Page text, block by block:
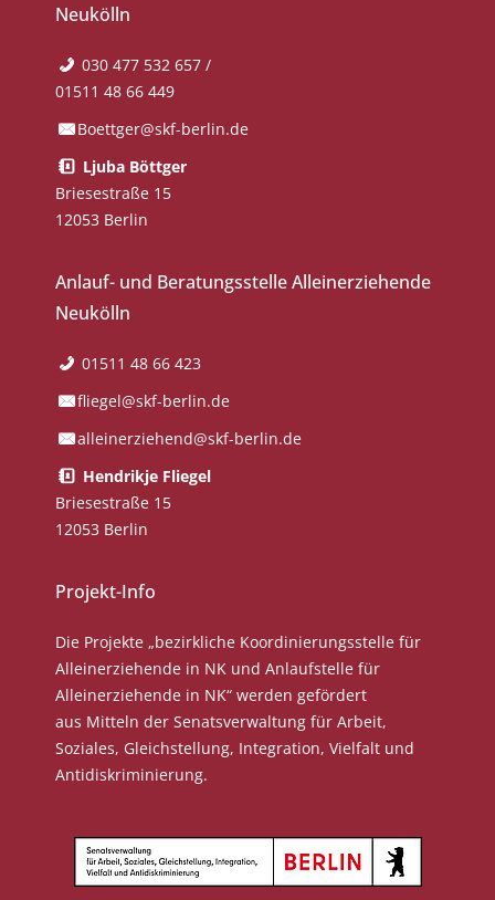
Neukölln
030 477 532 657 /
01511 48 66 449
Boettger@skf-berlin.de
Ljuba Böttger
Briesestraße 15
12053 Berlin
Anlauf- und Beratungsstelle Alleinerziehende
Neukölln
01511 48 66 423
fliegel@skf-berlin.de
alleinerziehend@skf-berlin.de
Hendrikje Fliegel
Briesestraße 15
12053 Berlin
Projekt-Info
Die Projekte „bezirkliche Koordinierungsstelle für
Alleinerziehende in NK und Anlaufstelle für
Alleinerziehende in NK“ werden gefördert
aus Mitteln der Senatsverwaltung für Arbeit,
Soziales, Gleichstellung, Integration, Vielfalt und
Antidiskriminierung.